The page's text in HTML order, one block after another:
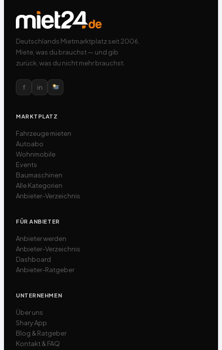
Deutschlands Mietmarktplatz seit 2006.
Miete, was du brauchst — und gib
zurück, was du nicht mehr brauchst.
f in
MARKTPLATZ
Fahrzeuge mieten
Autoabo
Wohnmobile
Events
Baumaschinen
Alle Kategorien
Anbieter-Verzeichnis
FÜR ANBIETER
Anbieter werden
Anbieter-Verzeichnis
Dashboard
Anbieter-Ratgeber
UNTERNEHMEN
Über uns
Shary App
Blog & Ratgeber
Kontakt & FAQ